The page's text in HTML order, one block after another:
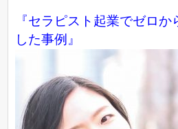
『セラピスト起業でゼロか
した事例 』